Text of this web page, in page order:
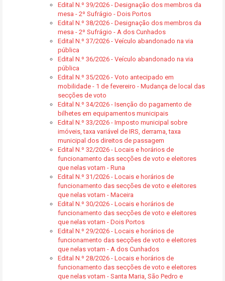
Edital N.º 39/2026 - Designação dos membros da
mesa - 2º Sufrágio - Dois Portos
Edital N.º 38/2026 - Designação dos membros da
mesa - 2º Sufrágio - A dos Cunhados
Edital N.º 37/2026 - Veículo abandonado na via
pública
Edital N.º 36/2026 - Veículo abandonado na via
pública
Edital N.º 35/2026 - Voto antecipado em
mobilidade - 1 de fevereiro - Mudança de local das
secções de voto
Edital N.º 34/2026 - Isenção do pagamento de
bilhetes em equipamentos municipais
Edital N.º 33/2026 - Imposto municipal sobre
imóveis, taxa variável de IRS, derrama, taxa
municipal dos direitos de passagem
Edital N.º 32/2026 - Locais e horários de
funcionamento das secções de voto e eleitores
que nelas votam - Runa
Edital N.º 31/2026 - Locais e horários de
funcionamento das secções de voto e eleitores
que nelas votam - Maceira
Edital N.º 30/2026 - Locais e horários de
funcionamento das secções de voto e eleitores
que nelas votam - Dois Portos
Edital N.º 29/2026 - Locais e horários de
funcionamento das secções de voto e eleitores
que nelas votam - A dos Cunhados
Edital N.º 28/2026 - Locais e horários de
funcionamento das secções de voto e eleitores
que nelas votam - Santa Maria, São Pedro e